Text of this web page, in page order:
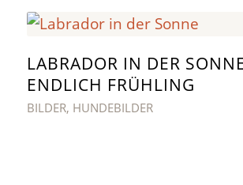
LABRADOR IN DER
ENDLICH FRÜHLING
BILDER, HUNDEBILDER